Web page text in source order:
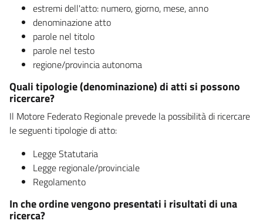
estremi dell'atto: numero, giorno, mese, anno
denominazione atto
parole nel titolo
parole nel testo
regione/provincia autonoma
Quali tipologie (denominazione) di atti si possono
ricercare?
Il Motore Federato Regionale prevede la possibilità di ricercare
le seguenti tipologie di atto:
Legge Statutaria
Legge regionale/provinciale
Regolamento
In che ordine vengono presentati i risultati di una
ricerca?